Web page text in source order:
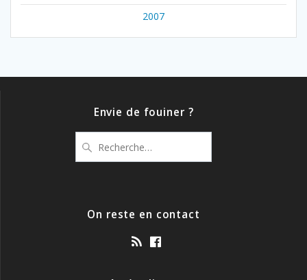
2007
Envie de fouiner ?
pour
On reste en contact